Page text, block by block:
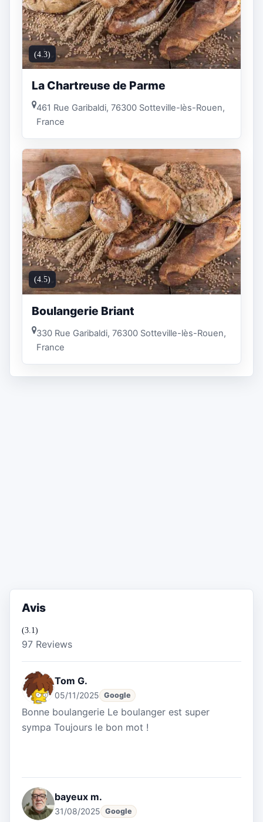
(4.3)
La Chartreuse de Parme
461 Rue Garibaldi, 76300 Sotteville-lès-Rouen,
France
(4.5)
Boulangerie Briant
330 Rue Garibaldi, 76300 Sotteville-lès-Rouen,
France
Avis
(3.1)
97 Reviews
Tom G.
05/11/2025 Google
Bonne boulangerie Le boulanger est super
sympa Toujours le bon mot !
bayeux m.
31/08/2025 Google